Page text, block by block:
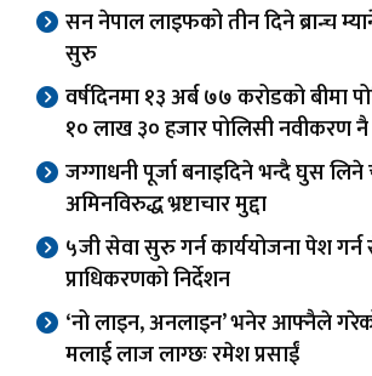
सन नेपाल लाइफको तीन दिने ब्रान्च
सुरु
वर्षदिनमा १३ अर्ब ७७ करोडको बीमा
१० लाख ३० हजार पोलिसी नवीकरण
जग्गाधनी पूर्जा बनाइदिने भन्दै घुस
अमिनविरुद्ध भ्रष्टाचार मुद्दा
५जी सेवा सुरु गर्न कार्ययोजना पेश गर्न
प्राधिकरणको निर्देशन
‘नो लाइन, अनलाइन’ भनेर आफ्नैले
मलाई लाज लाग्छः रमेश प्रसाईं